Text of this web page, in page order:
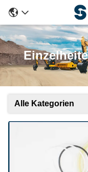
Alle Kategorien